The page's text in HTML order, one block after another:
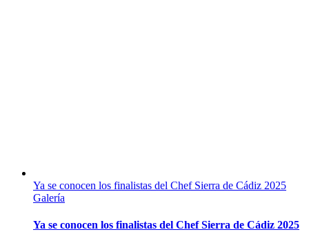
Ya se conocen los finalistas del Chef Sierra de Cádiz 2025
Galería
Ya se conocen los finalistas del Chef Sierra de Cádiz 2025